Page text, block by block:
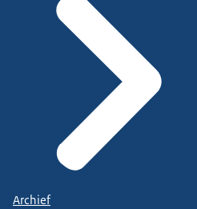
Archief